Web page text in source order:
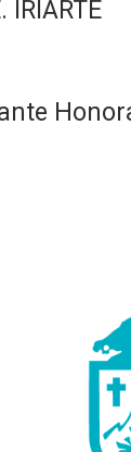
IRIARTE